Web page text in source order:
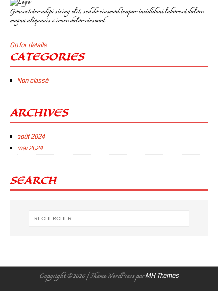
Gonsectetur adipi sicing elit, sed do eiusmod tempor incididunt labore et.dolore
magna aliquauis a irure dolor eiusmod.
Go for details
CATEGORIES
Non classé
ARCHIVES
août 2024
mai 2024
SEARCH
Copyright © 2026 | Thème WordPress parMH Themes